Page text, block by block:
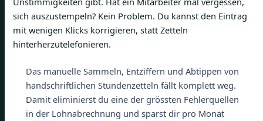
sich auszustempeln? Kein Problem. Du kannst den Eintrag
mit wenigen Klicks korrigieren, statt Zetteln
hinterherzutelefonieren.
Das manuelle Sammeln, Entziffern und Abtippen von
handschriftlichen Stundenzetteln fällt komplett weg.
Damit eliminierst du eine der grössten Fehlerquellen
in der Lohnabrechnung und sparst dir pro Monat